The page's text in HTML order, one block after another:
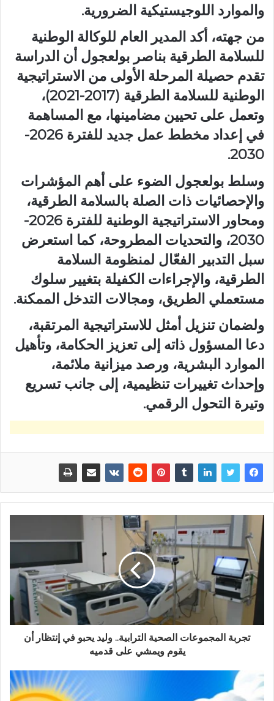
والموارد اللوجيستيكية الضرورية.
من جهته، أكد المدير العام للوكالة الوطنية
للسلامة الطرقية بناصر بولعجول أن الدراسة
تقدم حصيلة المرحلة الأولى من الاستراتيجية
الوطنية للسلامة الطرقية (2017-2021)،
وتعمل على تحيين مضامينها، مع المساهمة
في إعداد مخطط عمل جديد للفترة 2026-
2030.
وسلط بولعجول الضوء على أهم المؤشرات
والإحصائيات ذات الصلة بالسلامة الطرقية،
ومحاور الاستراتيجية الوطنية للفترة 2026-
2030، والتحديات المطروحة، كما استعرض
سبل التدبير الفعّال لمنظومة السلامة
الطرقية، والإجراءات الكفيلة بتغيير سلوك
مستعملي الطريق، ومجالات التدخل الممكنة.
ولضمان تنزيل أمثل للاستراتيجية المرتقبة،
دعا المسؤول ذاته إلى تعزيز الحكامة، وتأهيل
الموارد البشرية، ورصد ميزانية ملائمة،
وإحداث تغييرات تنظيمية، إلى جانب تسريع
وتيرة التحول الرقمي.
تجربة المجموعات الصحية الترابية.. وليد يحبو في إنتظار أن
يقوم ويمشي على قدميه